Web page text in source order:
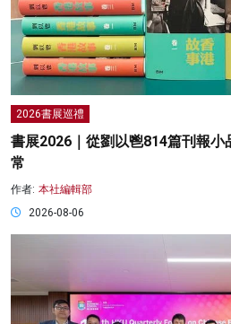
2026書展巡禮
書展2026｜從劉以鬯814篇刊報小
常
作者: 本社編輯部
2026-08-06